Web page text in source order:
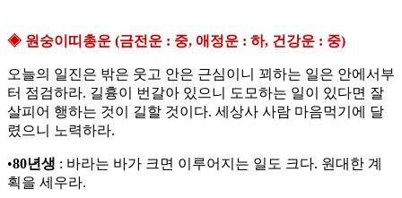
◈ 원숭이띠총운 (금전운 : 중, 애정운 : 하, 건강운 : 중)
오늘의 일진은 밖은 웃고 안은 근심이니 꾀하는 일은 안에서부
터 점검하라. 길흉이 번갈아 있으니 도모하는 일이 있다면 잘
살피어 행하는 것이 길할 것이다. 세상사 사람 마음먹기에 달
렸으니 노력하라.
•80년생 : 바라는 바가 크면 이루어지는 일도 크다. 원대한 계
획을 세우라.